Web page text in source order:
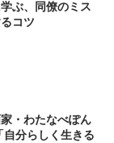
ぶ、同僚のミス
コツ
・わたなべぽん
分らしく生きる